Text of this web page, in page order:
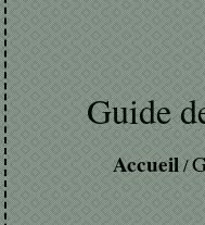
Guide
Accueil/